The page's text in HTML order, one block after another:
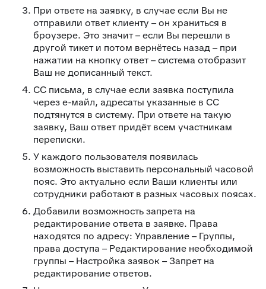
При ответе на заявку, в случае если Вы не
отправили ответ клиенту – он храниться в
броузере. Это значит – если Вы перешли в
другой тикет и потом вернётесь назад – при
нажатии на кнопку ответ – система отобразит
Ваш не дописанный текст.
CC письма, в случае если заявка поступила
через е-майл, адресаты указанные в CC
подтянутся в систему. При ответе на такую
заявку, Ваш ответ придёт всем участникам
переписки.
У каждого пользователя появилась
возможность выставить персональный часовой
пояс. Это актуально если Ваши клиенты или
сотрудники работают в разных часовых поясах.
Добавили возможность запрета на
редактирование ответа в заявке. Права
находятся по адресу: Управление – Группы,
права доступа – Редактирование необходимой
группы – Настройка заявок – Запрет на
редактирование ответов.